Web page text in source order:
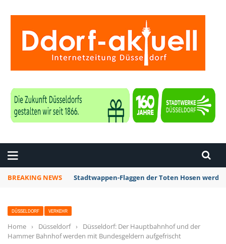
BREAKING NEWS Stadtwappen-Flaggen der Toten Hosen
DÜSSELDORF VERKEHR
Home › Düsseldorf ›
Düsseldorf: Der Hauptbahnhof und der
Hammer Bahnhof werden mit Bundesgeldern aufgefrischt